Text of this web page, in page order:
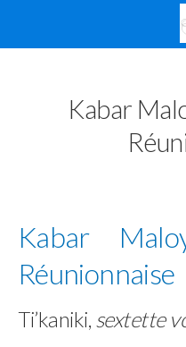
Kabar
Kabar
Réunionnaise
Ti’kaniki, sextette